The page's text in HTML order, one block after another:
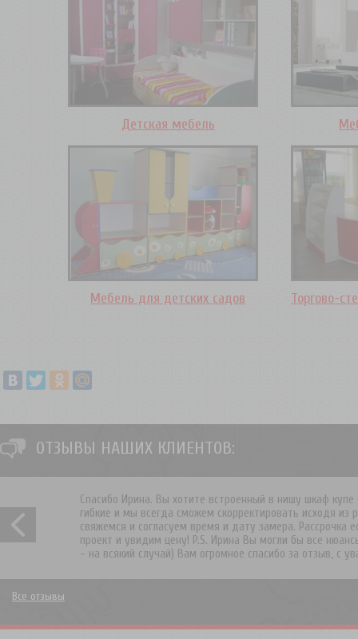
Детская мебель
Мебель для детских садов Торгово-
ОТЗЫВЫ НАШИХ КЛИЕНТОВ:
Спасибо Ирина. Вы хотите встроенный в нишу шкаф
гибкие и мы всегда сможем скорректировать исходя
свяжемся и согласуем время и дату замера.
проект и увидим цену! P.S. Ирина Вы могли бы все
- на всякий случай) Вам огромное спасибо за отзыв, с
Все отзывы